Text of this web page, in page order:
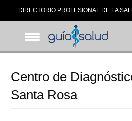
DIRECTORIO PROFESIONAL DE LA
Centro de
Santa Rosa